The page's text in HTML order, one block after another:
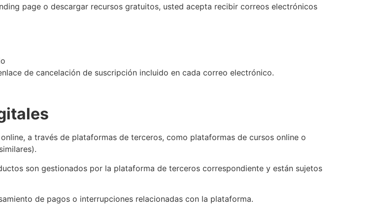
page o descargar recursos gratuitos, usted acepta recibir correos electrónicos
de cancelación de suscripción incluido en cada correo electrónico.
a través de plataformas de terceros, como plataformas de cursos online o
son gestionados por la plataforma de terceros correspondiente y están sujetos
de pagos o interrupciones relacionadas con la plataforma.